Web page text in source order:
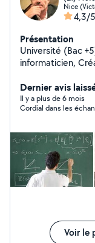
Nice
4,3/5
Présentation
Université (Bac +5). Parcours pro :
informaticien,
Aujourd'hui, je
de guitare
Dernier avis
Il y a plus de 6 mois
Cordial dans les
Voir le